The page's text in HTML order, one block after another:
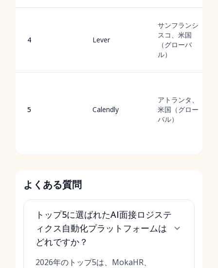
4 Lever
サンフランシ
スコ、米国
（グローバ
ル）
5 Calendly
アトランタ、
米国（グロー
バル）
よくある質問
トップ5に選ばれたAI面接ロジステ
ィクス自動化プラットフォームは
どれですか？
2026年のトップ5は、MokaHR、